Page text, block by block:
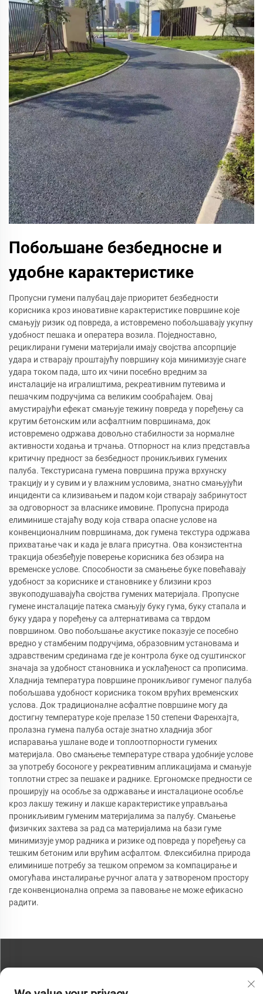
Побољшане безбедносне и
удобне карактеристике
Пропусни гумени палубац даје приоритет безбедности
корисника кроз иновативне карактеристике површине које
смањују ризик од повреда, а истовремено побољшавају укупну
удобност пешака и оператера возила. Поједноставно,
рециклирани гумени материјали имају својства апсорпције
удара и стварају проштајућу површину која минимизује снаге
удара током пада, што их чини посебно вредним за
инсталације на игралиштима, рекреативним путевима и
пешачким подручјима са великим сообраћајем. Овај
амустирајући ефекат смањује тежину повреда у поређењу са
крутим бетонским или асфалтним површинама, док
истовремено одржава довољно стабилности за нормалне
активности ходања и трчања. Отпорност на клиз представља
критичну предност за безбедност проникљивих гумених
палуба. Текстурисана гумена површина пружа врхунску
тракцију и у сувим и у влажним условима, знатно смањујући
инциденти са клизивањем и падом који стварају забринутост
за одговорност за власнике имовине. Пропусна природа
елиминише стајаћу воду која ствара опасне услове на
конвенционалним површинама, док гумена текстура одржава
прихватање чак и када је влага присутна. Ова конзистентна
тракција обезбеђује поверење корисника без обзира на
временске услове. Способности за смањење буке повећавају
удобност за кориснике и становнике у близини кроз
звукоподушавајућа својства гумених материјала. Пропусне
гумене инсталације патека смањују буку гума, буку стапала и
буку удара у поређењу са алтернативама са тврдом
површином. Ово побољшање акустике показује се посебно
вредно у стамбеним подручјима, образовним установама и
здравственим срединама где је контрола буке од суштинског
значаја за удобност становника и усклађеност са прописима.
Хладнија температура површине проникљивог гуменог палуба
побољшава удобност корисника током врућих временских
услова. Док традиционалне асфалтне површине могу да
достигну температуре које прелазе 150 степени Фаренхајта,
пролазна гумена палуба остаје знатно хладнија због
испаравања ушлане воде и топлоотпорности гумених
материјала. Ово смањење температуре ствара удобније услове
за употребу босоноге у рекреативним апликацијама и смањује
топлотни стрес за пешаке и раднике. Ергономске предности се
проширују на особље за одржавање и инсталационе особље
кроз лакшу тежину и лакше карактеристике управљања
проникљивим гуменим материјалима за палубу. Смањење
физичких захтева за рад са материјалима на бази гуме
минимизује умор радника и ризике од повреда у поређењу са
тешким бетоним или врућим асфалтом. Флексибилна природа
елиминише потребу за тешком опремом за компацирање и
омогућава инсталирање ручног алата у затвореном простору
где конвенционална опрема за павовање не може ефикасно
радити.